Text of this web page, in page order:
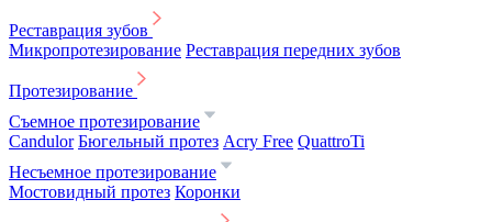
Реставрация зубов
Микропротезирование Реставрация передних зубов
Протезирование
Съемное протезирование
Candulor Бюгельный протез Acry Free QuattroTi
Несъемное протезирование
Мостовидный протез Коронки